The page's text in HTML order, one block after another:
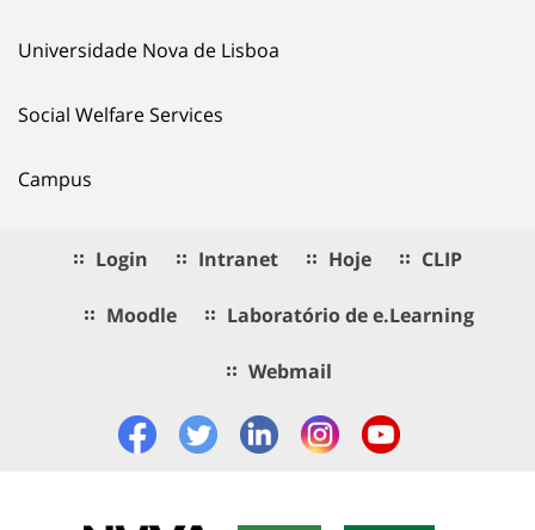
Universidade Nova de Lisboa
Social Welfare Services
Campus
Login Intranet Hoje CLIP
Moodle Laboratório de e.Learning
Webmail